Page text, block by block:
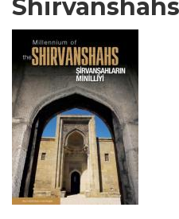
Shirvanshahs